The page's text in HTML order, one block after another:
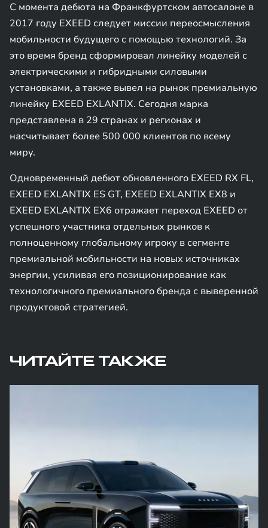
С момента дебюта на Франкфуртском автосалоне в
2017 году EXEED следует миссии переосмысления
мобильности будущего с помощью технологий. За
это время бренд сформировал линейку моделей с
электрическими и гибридными силовыми
установками, а также вывел на рынок премиальную
линейку EXEED EXLANTIX. Сегодня марка
представлена в 29 странах и регионах и
насчитывает более 500 000 клиентов по всему
миру.
Одновременный дебют обновленного EXEED RX FL,
EXEED EXLANTIX ES GT, EXEED EXLANTIX EX8 и
EXEED EXLANTIX EX6 отражает переход EXEED от
успешного участника отдельных рынков к
полноценному глобальному игроку в сегменте
премиальной мобильности на новых источниках
энергии, усиливая его позиционирование как
технологичного премиального бренда с выверенной
продуктовой стратегией.
ЧИТАЙТЕ ТАКЖЕ